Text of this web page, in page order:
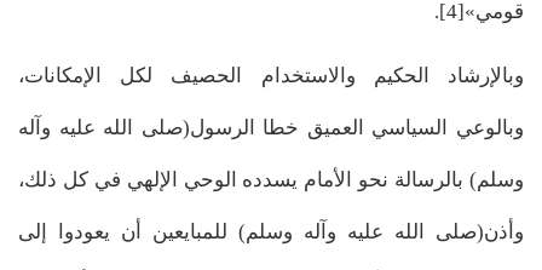
قومي»[4].
وبالإرشاد الحكيم والاستخدام الحصيف لكل الإمكانات،
وبالوعي السياسي العميق خطا الرسول(صلى الله عليه وآله
وسلم) بالرسالة نحو الأمام يسدده الوحي الإلهي في كل ذلك،
وأذن(صلى الله عليه وآله وسلم) للمبايعين أن يعودوا إلى